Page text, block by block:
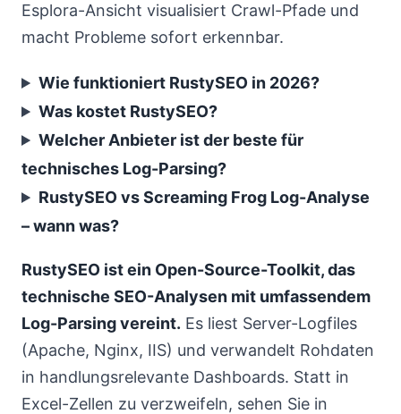
Esplora-Ansicht visualisiert Crawl-Pfade und
macht Probleme sofort erkennbar.
Wie funktioniert RustySEO in 2026?
Was kostet RustySEO?
Welcher Anbieter ist der beste für
technisches Log-Parsing?
RustySEO vs Screaming Frog Log-Analyse
– wann was?
RustySEO ist ein Open-Source-Toolkit, das
technische SEO-Analysen mit umfassendem
Log-Parsing vereint. Es liest Server-Logfiles
(Apache, Nginx, IIS) und verwandelt Rohdaten
in handlungsrelevante Dashboards. Statt in
Excel-Zellen zu verzweifeln, sehen Sie in